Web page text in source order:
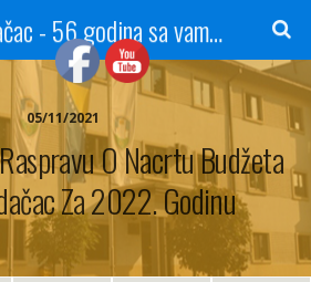
Radio Gradačac - 56 godina sa vama...
05/11/2021
O Nacrtu Budžeta
Za 2022. Godinu